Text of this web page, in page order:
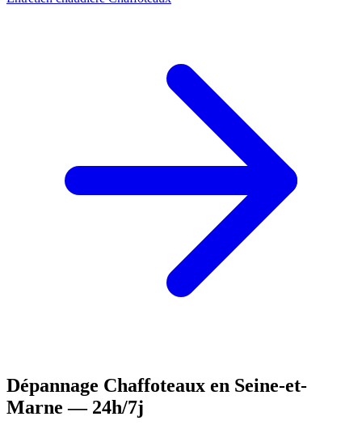
Dépannage Chaffoteaux en Seine-et-
Marne — 24h/7j